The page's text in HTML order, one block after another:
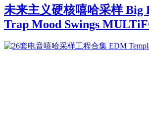
未来主义硬核嘻哈采样 Big
Trap Mood Swings